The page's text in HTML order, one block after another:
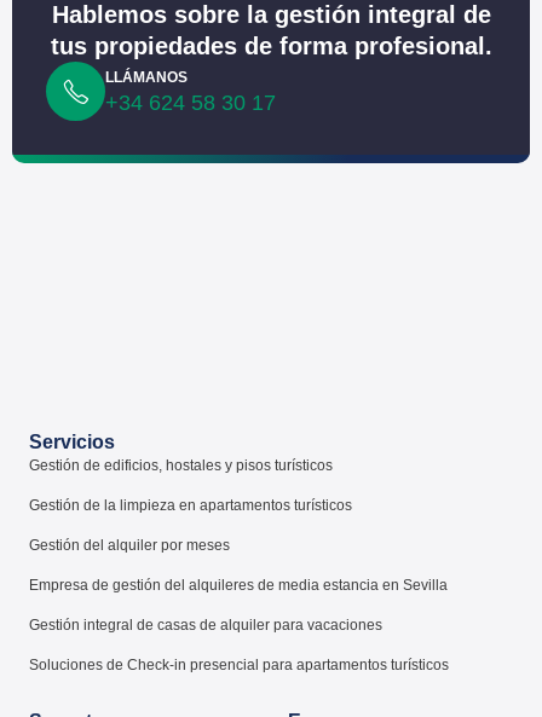
Hablemos sobre la gestión integral de
tus propiedades de forma profesional.
LLÁMANOS
+34 624 58 30 17
Servicios
Gestión de edificios, hostales y pisos turísticos
Gestión de la limpieza en apartamentos turísticos
Gestión del alquiler por meses
Empresa de gestión del alquileres de media estancia en Sevilla
Gestión integral de casas de alquiler para vacaciones
Soluciones de Check-in presencial para apartamentos turísticos